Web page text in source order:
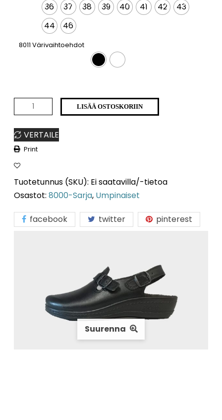
Suurenna
36 37 38 39 40 41 42
43
44
46
8011 Värivaihtoehdot
LISÄÄ OSTOSKORIIN
VERTAILE
Print
Tuotetunnus (SKU): Ei saatavilla/-tietoa
Osastot:8000-Sarja, Umpinaiset
facebook twitter pinterest